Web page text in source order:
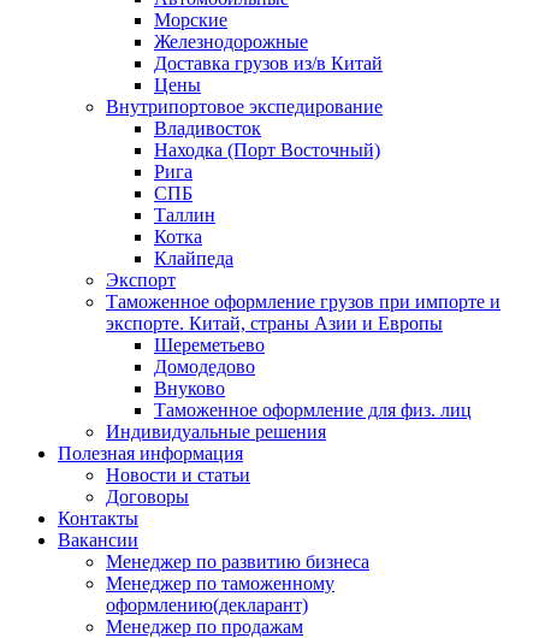
Морские
Железнодорожные
Доставка грузов из/в Китай
Цены
Внутрипортовое экспедирование
Владивосток
Находка (Порт Восточный)
Рига
СПБ
Таллин
Котка
Клайпеда
Экспорт
Таможенное оформление грузов при импорте и
экспорте. Китай, страны Азии и Европы
Шереметьево
Домодедово
Внуково
Таможенное оформление для физ. лиц
Индивидуальные решения
Полезная информация
Новости и статьи
Договоры
Контакты
Вакансии
Менеджер по развитию бизнеса
Менеджер по таможенному
оформлению(декларант)
Менеджер по продажам